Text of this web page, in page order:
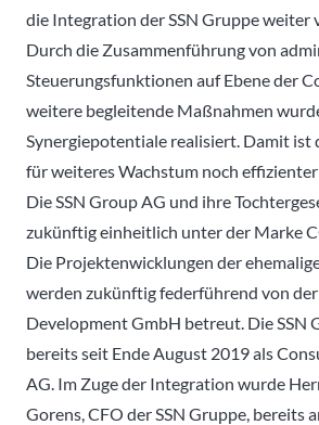
die Integration der SSN Gruppe weiter
Durch die Zusammenführung von
Steuerungsfunktionen auf Ebene der
weitere begleitende Maßnahmen
Synergiepotentiale realisiert. Damit ist
für weiteres Wachstum noch
Die SSN Group AG und ihre
zukünftig einheitlich unter der Marke
Die Projektenwicklungen der
werden zukünftig federführend von
Development GmbH betreut. Die SSN
bereits seit Ende August 2019 als
AG. Im Zuge der Integration wurde
Gorens, CFO der SSN Gruppe, bereits